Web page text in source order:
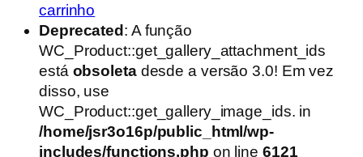
original
era:
R$16.500,00.
é:
R$15.200,00.
carrinho
Deprecated : A função
WC_Product::get_gallery_attachment_ids
está obsoletadesde a versão 3.0! Em vez
disso, use
WC_Product::get_gallery_image_ids. in
/home/jsr3o16p/public_html/wp-
includes/functions.php on line 6121